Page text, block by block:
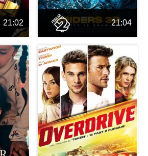
21:02 21:04